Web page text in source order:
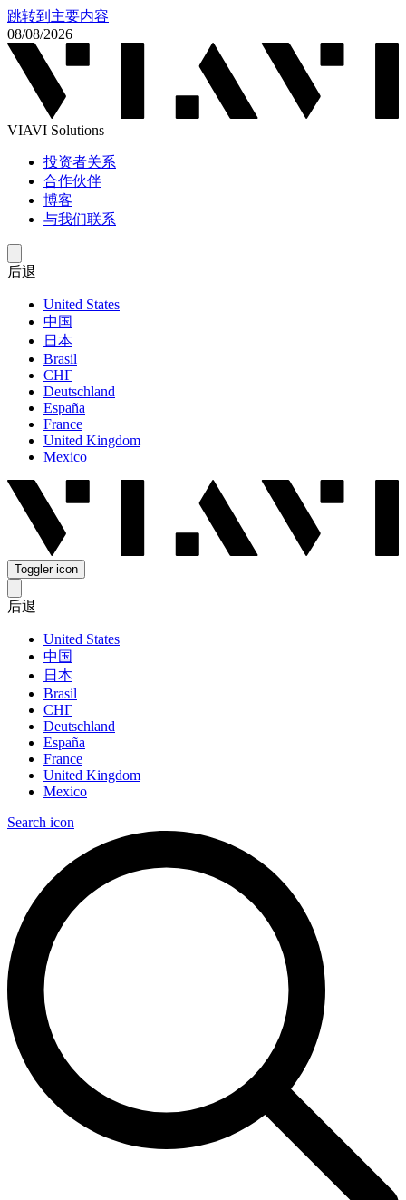
跳转到主要内容
08/08/2026
VIAVI Solutions
投资者关系
合作伙伴
博客
与我们联系
后退
United States
中国
日本
Brasil
СНГ
Deutschland
España
France
United Kingdom
Mexico
Toggler icon
后退
United States
中国
日本
Brasil
СНГ
Deutschland
España
France
United Kingdom
Mexico
Search icon